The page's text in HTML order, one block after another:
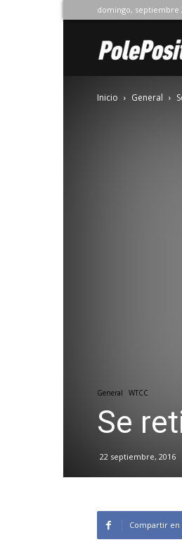
domingo, septiembre
Inicio General
General WTCC
Se
22 septiembre, 2016
Compartir en